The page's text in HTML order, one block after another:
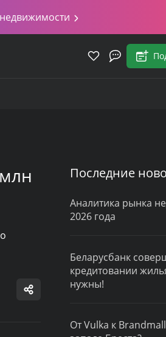
Последние
Аналитика рынка
2026 года
Беларусбанк
кредитовании
нужны!
От Vulka к